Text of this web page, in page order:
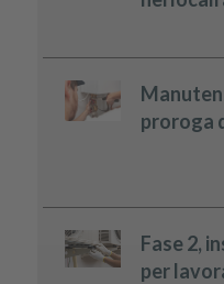
proroga
Fase 2,
per